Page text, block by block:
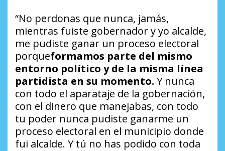
“No perdonas que nunca, jamás,
mientras fuiste gobernador y yo alcalde,
me pudiste ganar un proceso electoral
porqueformamos parte del mismo
entorno político y de la misma línea
partidista en su momento. Y nunca
con todo el aparataje de la gobernación,
con el dinero que manejabas, con todo
tu poder nunca pudiste ganarme un
proceso electoral en el municipio donde
fui alcalde. Y tú no has podido con toda